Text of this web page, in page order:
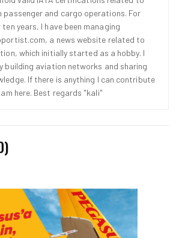
passenger and cargo operations. For
ten years, I have been managing
a news website related to
which initially started as a hobby. I
building aviation networks and sharing
If there is anything I can contribute
here. Best regards "kali"
HAVAYOLU • 07 AĞU 2026
SUNEXPRESS’IN ÜÇ GÜN
ÜST ÜSTE GÜNLÜK
YOLCU SAYISI 71 BINI AŞTI